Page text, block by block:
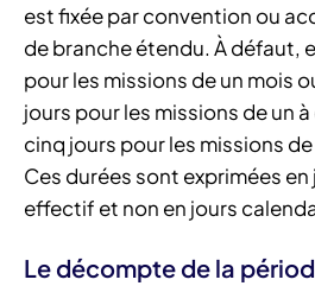
est fixée par convention ou
de branche étendu. À défaut,
pour les missions de un mois
jours pour les missions de un
cinq jours pour les missions
Ces durées sont exprimées
effectif et non en jours
Le décompte de la